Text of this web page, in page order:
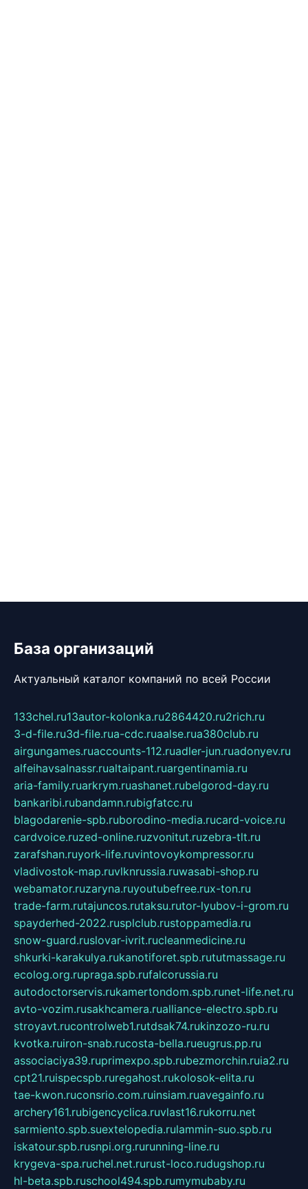
База организаций
Актуальный каталог компаний по всей России
133chel.ru13autor-kolonka.ru2864420.ru2rich.ru
3-d-file.ru3d-file.rua-cdc.ruaalse.rua380club.ru
airgungames.ruaccounts-112.ruadler-jun.ruadonyev.ru
alfeihavsalnassr.rualtaipant.ruargentinamia.ru
aria-family.ruarkrym.ruashanet.rubelgorod-day.ru
bankaribi.rubandamn.rubigfatcc.ru
blagodarenie-spb.ruborodino-media.rucard-voice.ru
cardvoice.ruzed-online.ruzvonitut.ruzebra-tlt.ru
zarafshan.ruyork-life.ruvintovoykompressor.ru
vladivostok-map.ruvlknrussia.ruwasabi-shop.ru
webamator.ruzaryna.ruyoutubefree.rux-ton.ru
trade-farm.rutajuncos.rutaksu.rutor-lyubov-i-grom.ru
spayderhed-2022.rusplclub.rustoppamedia.ru
snow-guard.ruslovar-ivrit.rucleanmedicine.ru
shkurki-karakulya.rukanotiforet.spb.rututmassage.ru
ecolog.org.rupraga.spb.rufalcorussia.ru
autodoctorservis.rukamertondom.spb.runet-life.net.ru
avto-vozim.rusakhcamera.rualliance-electro.spb.ru
stroyavt.rucontrolweb1.rutdsak74.rukinzozo-ru.ru
kvotka.ruiron-snab.rucosta-bella.rueugrus.pp.ru
associaciya39.ruprimexpo.spb.rubezmorchin.ruia2.ru
cpt21.ruispecspb.ruregahost.rukolosok-elita.ru
tae-kwon.ruconsrio.com.ruinsiam.ruavegainfo.ru
archery161.rubigencyclica.ruvlast16.rukorru.net
sarmiento.spb.suextelopedia.rulammin-suo.spb.ru
iskatour.spb.rusnpi.org.rurunning-line.ru
krygeva-spa.ruchel.net.rurust-loco.rudugshop.ru
hl-beta.spb.ruschool494.spb.rumymubaby.ru